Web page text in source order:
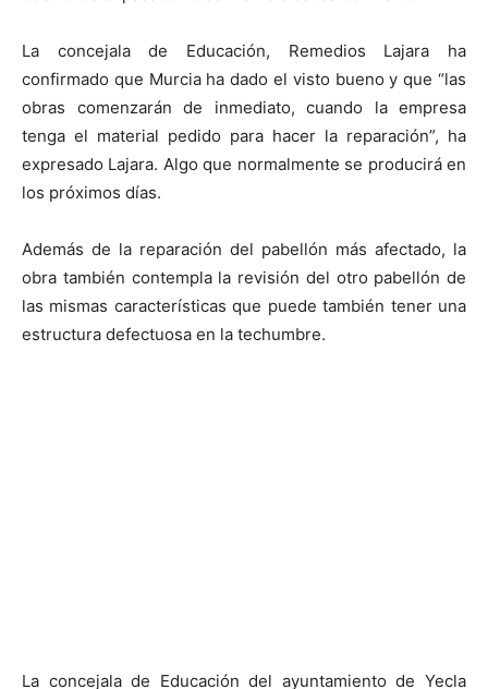
La concejala de Educación, Remedios Lajara ha
confirmado que Murcia ha dado el visto bueno y que “las
obras comenzarán de inmediato, cuando la empresa
tenga el material pedido para hacer la reparación”, ha
expresado Lajara. Algo que normalmente se producirá en
los próximos días.
Además de la reparación del pabellón más afectado, la
obra también contempla la revisión del otro pabellón de
las mismas características que puede también tener una
estructura defectuosa en la techumbre.
La concejala de Educación del ayuntamiento de Yecla